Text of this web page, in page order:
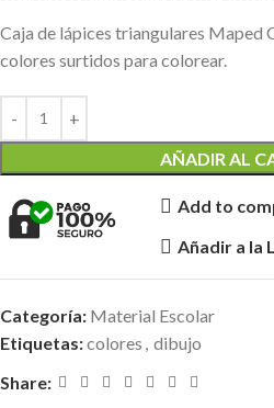
Caja de lápices triangulares Maped
colores surtidos para colorear.
AÑADIR AL
Add to
Añadir a la
Categoría: Material Escolar
Etiquetas:colores dibujo
Share: